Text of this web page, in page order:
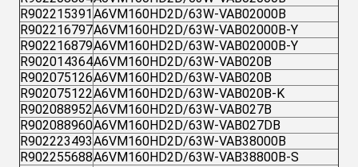
R902215391A6VM160HD2D/63W-VAB02000B
R902216797A6VM160HD2D/63W-VAB02000B-Y
R902216879A6VM160HD2D/63W-VAB02000B-Y
R902014364A6VM160HD2D/63W-VAB020B
R902075126A6VM160HD2D/63W-VAB020B
R902075122A6VM160HD2D/63W-VAB020B-K
R902088952A6VM160HD2D/63W-VAB027B
R902088960A6VM160HD2D/63W-VAB027DB
R902223493A6VM160HD2D/63W-VAB38000B
R902255688A6VM160HD2D/63W-VAB38800B-S